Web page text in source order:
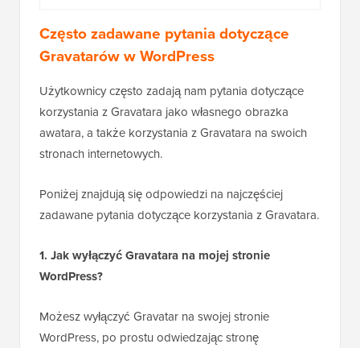
Często zadawane pytania dotyczące
Gravatarów w WordPress
Użytkownicy często zadają nam pytania dotyczące
korzystania z Gravatara jako własnego obrazka
awatara, a także korzystania z Gravatara na swoich
stronach internetowych.
Poniżej znajdują się odpowiedzi na najczęściej
zadawane pytania dotyczące korzystania z Gravatara.
1. Jak wyłączyć Gravatara na mojej stronie
WordPress?
Możesz wyłączyć Gravatar na swojej stronie
WordPress, po prostu odwiedzając stronę